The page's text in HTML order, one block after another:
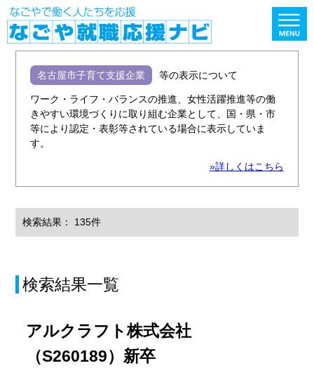
名古屋市子育て支援企業 等の表示について
ワーク・ライフ・バランスの推進、女性活躍推進等の働
きやすい環境づくりに取り組む企業として、国・県・市
等により認定・表彰等されている場合に表示していま
す。
»詳しくはこちら
検索結果： 135件
検索結果一覧
アルクラフト株式会社
（S260189）新卒